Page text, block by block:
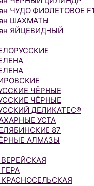
ЧУДО ФИОЛЕТОВОЕ F1
ШАХМАТЫ
ЯЙЦЕВИДНЫЙ
ЧЁРНЫЕ
ЧЁРНЫЕ
ДЕЛИКАТЕС®
УСТА
87
АЛМАЗЫ
ВЕРЕЙСКАЯ
ГЕРА
КРАСНОСЕЛЬСКАЯ